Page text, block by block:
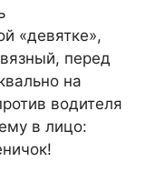
«девятке»,
перед
на
водителя
в лицо: